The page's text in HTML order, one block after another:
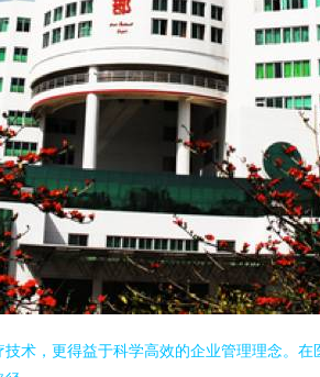
术，更得益于科学高效的企业管理理念。